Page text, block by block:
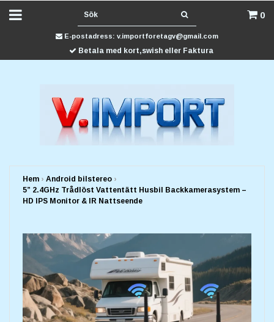
0
E-postadress: v.importforetagv@gmail.com
Betala med kort,swish eller Faktura
Hem › Android bilstereo ›
5” 2.4GHz Trådlöst Vattentätt Husbil Backkamerasystem –
HD IPS Monitor & IR Nattseende